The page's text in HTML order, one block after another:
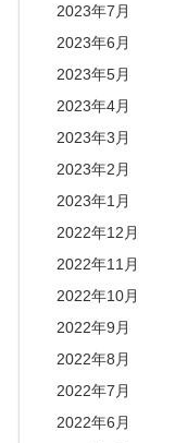
2023年7月
2023年6月
2023年5月
2023年4月
2023年3月
2023年2月
2023年1月
2022年12月
2022年11月
2022年10月
2022年9月
2022年8月
2022年7月
2022年6月